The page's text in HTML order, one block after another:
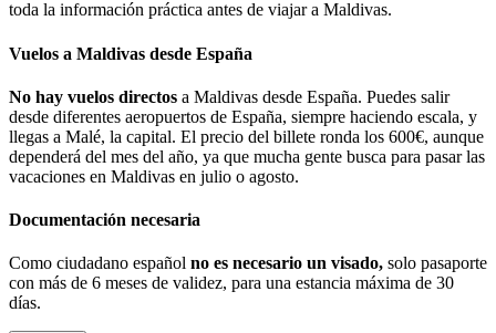
toda la información práctica antes de viajar a Maldivas.
Vuelos a Maldivas desde España
No hay vuelos directos a Maldivas desde España. Puedes salir
desde diferentes aeropuertos de España, siempre haciendo escala, y
llegas a Malé, la capital. El precio del billete ronda los 600€, aunque
dependerá del mes del año, ya que mucha gente busca para pasar las
vacaciones en Maldivas en julio o agosto.
Documentación necesaria
Como ciudadano español no es necesario un visado, solo pasaporte
con más de 6 meses de validez, para una estancia máxima de 30
días.